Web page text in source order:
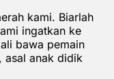
kami. Biarlah
ingatkan ke
bawa pemain
asal anak didik